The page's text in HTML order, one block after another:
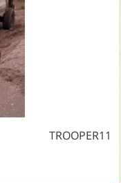
צרו קשר עם
אודות יואב קווה
TROOPER11